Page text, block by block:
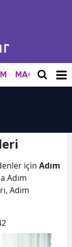
MAGAZİN
için Adım
Adım
Adım